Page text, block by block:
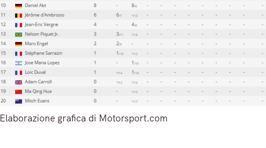
Elaborazione grafica di Motorsport.com